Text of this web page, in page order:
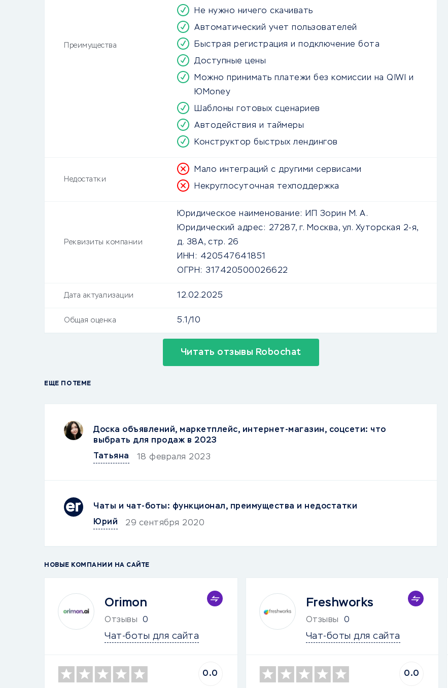
Преимущества
Не нужно ничего скачивать
Автоматический учет пользователей
Быстрая регистрация и подключение бота
Доступные цены
Можно принимать платежи без комиссии на QIWI и
ЮMoney
Шаблоны готовых сценариев
Автодействия и таймеры
Конструктор быстрых лендингов
Недостатки
Мало интеграций с другими сервисами
Некруглосуточная техподдержка
Реквизиты компании
Юридическое наименование:
ИП Зорин М. А.
Юридический адрес: 27287, г. Москва, ул. Хуторская 2-я,
д. 38А, стр. 26
ИНН: 420547641851
ОГРН: 317420500026622
Дата актуализации 12.02.2025
Общая оценка 5.1/10
Читать отзывы Robochat
ЕЩЕ ПО ТЕМЕ
Доска объявлений, маркетплейс, интернет-магазин, соцсети: что
выбрать для продаж в 2023
Татьяна
18 февраля 2023
Чаты и чат-боты: функционал, преимущества и недостатки
Юрий
29 сентября 2020
НОВЫЕ КОМПАНИИ НА САЙТЕ
Orimon
Отзывы 0
Чат-боты для сайта
0.0
Freshworks
Отзывы 0
Чат-боты для сайта
0.0